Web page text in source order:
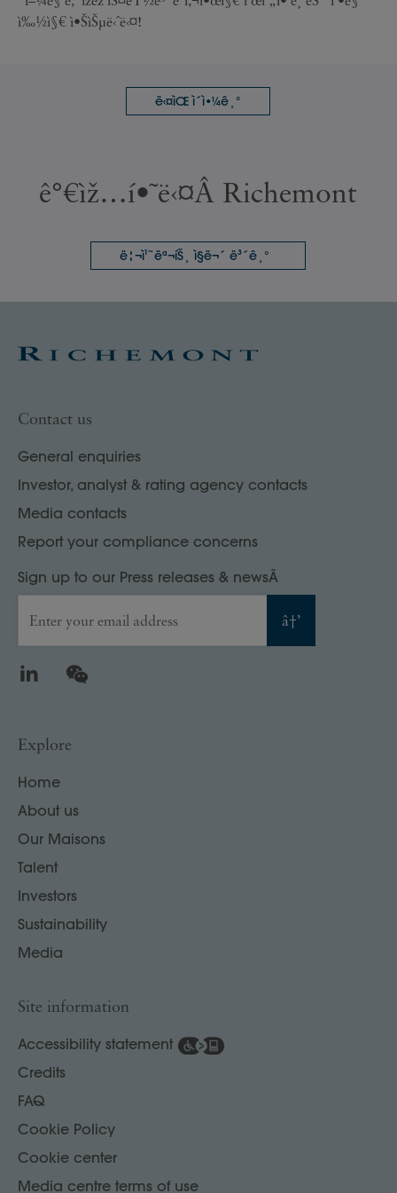
ì‰½ì§€ ì•ŠìŠµë‹ˆë‹¤!
ë‹¤ìŒ ì´ì•¼ê¸°
ê°€ìž…í•˜ë‹¤Â Richemont
ë¦¬ì¹˜ëª¬íŠ¸ ì§ë¬´ ë³´ê¸°
Contact us
General enquiries
Investor, analyst & rating agency contacts
Media contacts
Report your compliance concerns
Sign up to our Press releases & newsÂ
Enter your email address â†’
LinkedIn
Explore
Home
About us
Our Maisons
Talent
Investors
Sustainability
Media
Site information
Accessibility statement
Credits
FAQ
Cookie Policy
Cookie center
Media centre terms of use